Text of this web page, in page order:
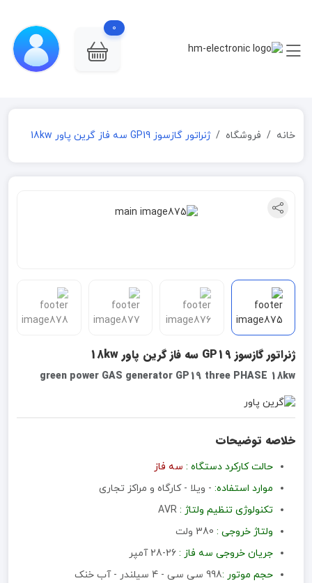
0
خانه فروشگاه ژنراتور گازسوز GP19 سه فاز گرین پاور 18kw
ژنراتور گازسوز GP19 سه فاز گرین پاور 18kw
green power GAS generator GP19 three PHASE 18kw
خلاصه توضیحات
حالت کارکرد دستگاه : سه فاز
موارد استفاده: - ویلا - کارگاه و مراکز تجاری
تکنولوژی تنظیم ولتاژ :
ولتاژ خروجی : 380 ولت
جریان خروجی سه فاز : 26-28 آمپر
حجم موتور :998 سی سی - 4 سیلندر - آب خنک